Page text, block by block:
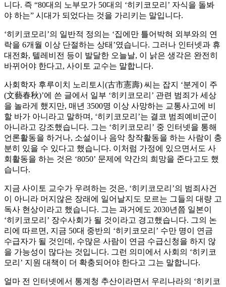
니다. 즉 “80대의 노부모가 50대의 ‘히키코모리’ 자식을 돌봐
야 하는” 시대가 되었다는 것을 가리키는 말입니다.
‘히키코모리’의 일반적 정의는 ‘집에만 틀어박혀 외부와의 연
락을 6개월 이상 단절하는 상태’였습니다. 그러나 인터넷과 휴
대전화, 텔레비전 등이 발달한 오늘날, 이 낡은 생각은 완전히
바뀌어야 한다고, 사이토 교수는 말합니다.
사회학자 후루이치 노리토시(古市憲壽) 씨는 잡지 ‘분게이 주
(文藝春秋)’에 쓴 글에서 일부 ‘히키코모리’ 관련 범죄가 세상
을 놀라게 했지만, 매년 3500명 이상 사망하는 교통사고에 비
할 바가 아니라고 말하며, ‘히키코모리’는 결코 범죄예비군이
아니라고 강조했습니다. 그는 ‘히키코모리’ 중 인터넷을 통해
언론활동을 하거나, 소설이나 음악 창작활동을 하는 사람이 충
분히 있을 수 있다고 했습니다. 이처럼 가정에 있으면서도 사
회활동을 하는 것은 ‘8050’ 문제에 약간의 희망을 준다고도 했
습니다.
지금 사이토 교수가 우려하는 것은, ‘히키코모리’의 범죄사건
이 아니라 머지않은 장래에 일어날지도 모르는 그들의 대량 고
독사 현상이라고 했습니다. 그는 과거에도 2030년쯤 일본이
‘히키코모리’ 장수사회가 될 것이라고 경고했습니다. 그의 논
리에 따르면, 지금 50대 중반의 ‘히키코모리’ 수만 명이 연금
수급자가 될 것인데, 수많은 사람이 연금 수급신청을 하지 않
을 가능성이 많다는 것입니다. 그런 의미에서 사회의 ‘히키코
모리’ 지원 대책이 더 확충되어야 한다고 그는 말합니다.
얼마 전 인터넷에서 통계청 추산이라면서 우리나라의 ‘히키코